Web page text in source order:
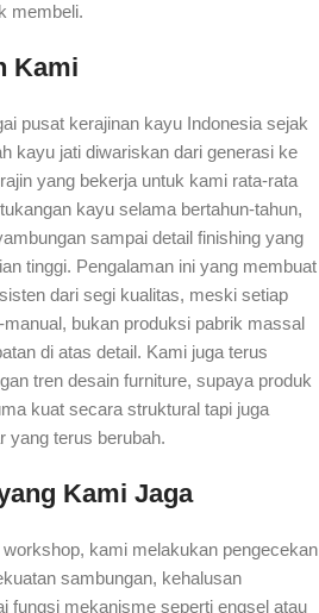
membeli.
Kami
pusat kerajinan kayu Indonesia sejak
kayu jati diwariskan dari generasi ke
yang bekerja untuk kami rata-rata
kayu selama bertahun-tahun,
sampai detail finishing yang
tinggi. Pengalaman ini yang membuat
dari segi kualitas, meski setiap
bukan produksi pabrik massal
di atas detail. Kami juga terus
tren desain furniture, supaya produk
kuat secara struktural tapi juga
yang terus berubah.
Kami Jaga
kami melakukan pengecekan
sambungan, kehalusan
fungsi mekanisme seperti engsel atau